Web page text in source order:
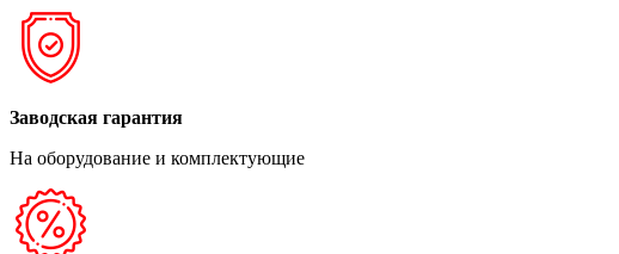
Заводская гарантия
На оборудование и комплектующие